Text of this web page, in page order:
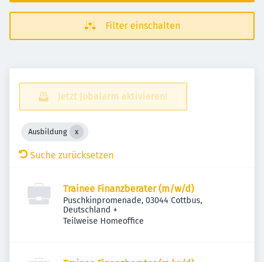
Filter einschalten
Jetzt Jobalarm aktivieren!
Ausbildung
Suche zurücksetzen
Trainee Finanzberater (m/w/d)
Puschkinpromenade, 03044 Cottbus,
Deutschland +
Teilweise Homeoffice